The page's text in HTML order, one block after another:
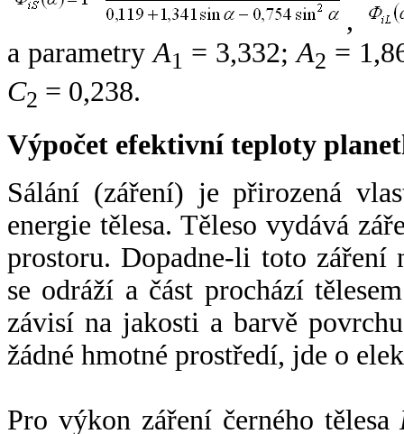
,
a parametryA1 = 3,332;A2 =
C2 = 0,238.
Výpočet efektivní teploty
Sálání (záření) je přirozená
energie tělesa. Těleso vydává
prostoru. Dopadne-li toto záření
se odráží a část prochází
závisí na jakosti a barvě
žádné hmotné prostředí, jde o
Pro výkon záření černého tělesa